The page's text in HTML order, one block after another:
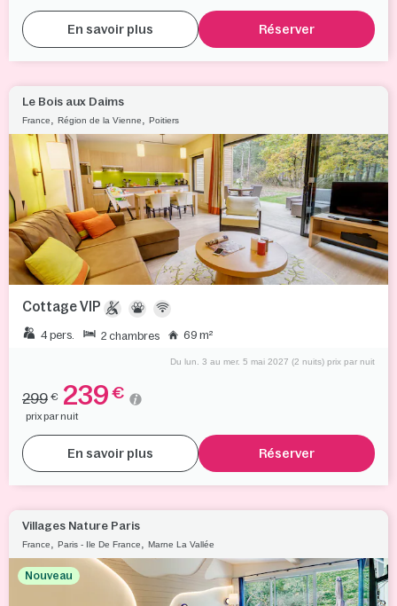
En savoir plus Réserver
Le Bois aux Daims
France, Région de la Vienne, Poitiers
Cottage VIP
4 pers. 2 chambres 69 m²
Du lun. 3 au mer. 5 mai 2027 (2 nuits) prix par nuit
299 € 239 €
prix par nuit
En savoir plus Réserver
Villages Nature Paris
France, Paris - Ile De France, Marne La Vallée
Nouveau